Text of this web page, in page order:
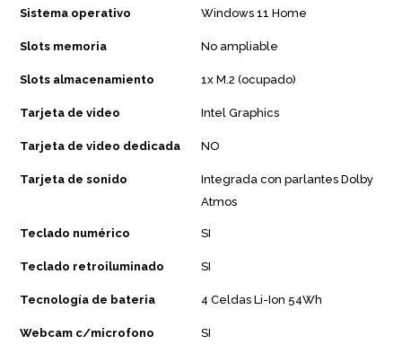
Sistema operativo Windows 11 Home
Slots memoria No ampliable
Slots almacenamiento 1x M.2 (ocupado)
Tarjeta de video Intel Graphics
Tarjeta de video dedicada NO
Tarjeta de sonido
Integrada con parlantes Dolby
Atmos
Teclado numérico SI
Teclado retroiluminado SI
Tecnología de bateria 4 Celdas Li-Ion 54Wh
Webcam c/microfono SI